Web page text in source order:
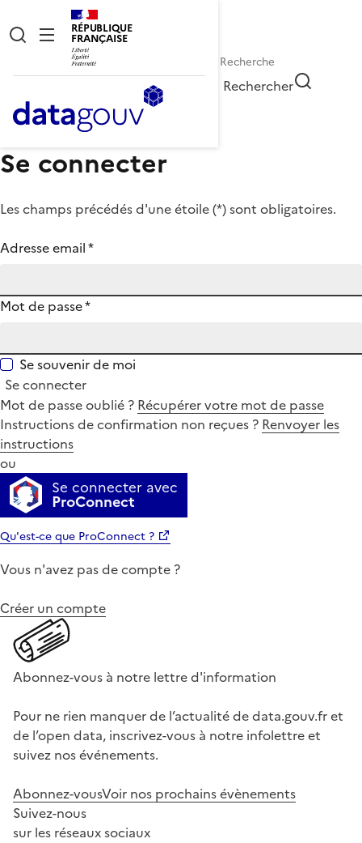
RÉPUBLIQUE
FRANÇAISE
Rechercher
Se connecter
Les champs précédés d'une étoile (*) sont obligatoires.
Adresse email*
Mot de passe*
Se souvenir de moi
Se connecter
Mot de passe oublié ? Récupérer votre mot de passe
Instructions de confirmation non reçues ? Renvoyer les
instructions
ou
Se connecter avec
ProConnect
Qu'est-ce que ProConnect ?
Vous n'avez pas de compte ?
Créer un compte
Abonnez-vous à notre lettre d'information
Pour ne rien manquer de l’actualité de data.gouv.fr et
de l’open data, inscrivez-vous à notre infolettre et
suivez nos événements.
Abonnez-vousVoir nos prochains évènements
Suivez-nous
sur les réseaux sociaux